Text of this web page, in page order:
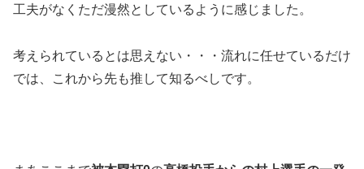
工夫がなくただ漫然としているように感じました。
考えられているとは思えない・・・流れに任せているだけ
では、これから先も推して知るべしです。